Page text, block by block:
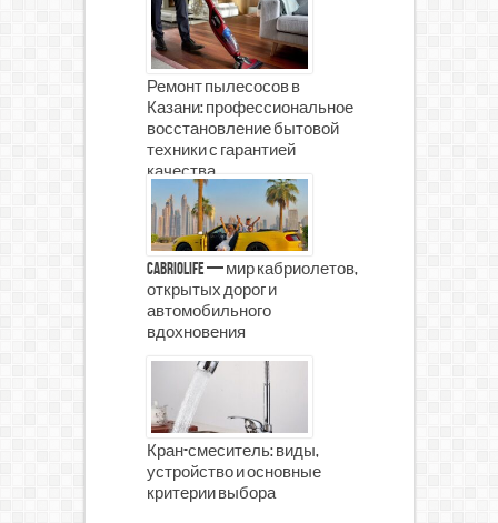
Ремонт пылесосов в
Казани: профессиональное
восстановление бытовой
техники с гарантией
качества
CabrioLife — мир кабриолетов,
открытых дорог и
автомобильного
вдохновения
Кран-смеситель: виды,
устройство и основные
критерии выбора